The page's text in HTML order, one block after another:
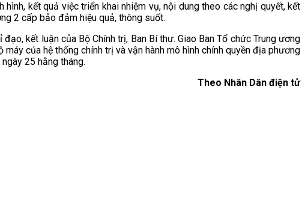
kết quả việc triển khai nhiệm vụ, nội dung theo các nghị quyết, kết
2 cấp bảo đảm hiệu quả, thông suốt.
kết luận của Bộ Chính trị, Ban Bí thư. Giao Ban Tổ chức Trung ương
của hệ thống chính trị và vận hành mô hình chính quyền địa phương
25 hằng tháng.
Theo Nhân Dân điện tử